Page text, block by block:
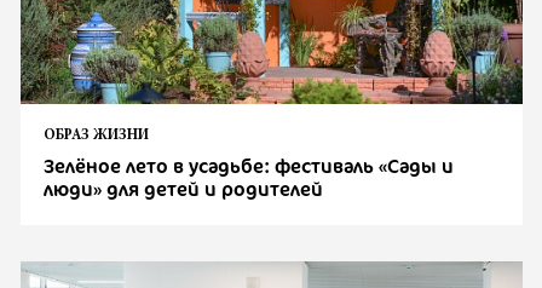
ОБРАЗ ЖИЗНИ
Зелёное лето в усадьбе: фестиваль «Сады и
люди» для детей и родителей